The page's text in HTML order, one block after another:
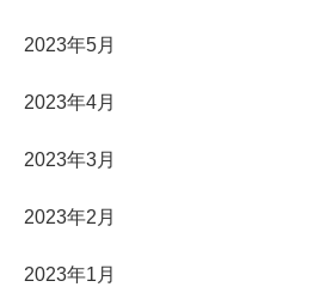
2023年5月
2023年4月
2023年3月
2023年2月
2023年1月